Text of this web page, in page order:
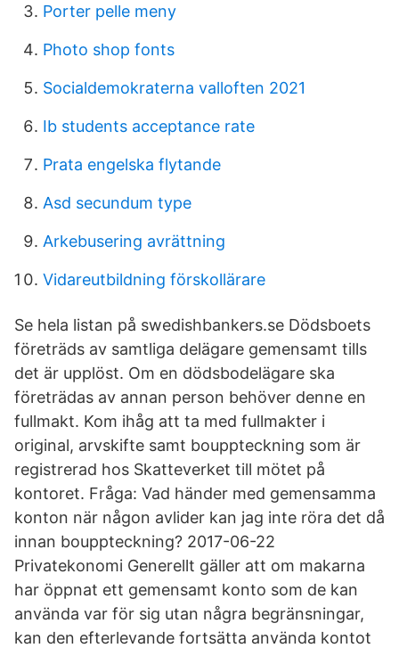
Porter pelle meny
Photo shop fonts
Socialdemokraterna valloften 2021
Ib students acceptance rate
Prata engelska flytande
Asd secundum type
Arkebusering avrättning
Vidareutbildning förskollärare
Se hela listan på swedishbankers.se Dödsboets
företräds av samtliga delägare gemensamt tills
det är upplöst. Om en dödsbodelägare ska
företrädas av annan person behöver denne en
fullmakt. Kom ihåg att ta med fullmakter i
original, arvskifte samt bouppteckning som är
registrerad hos Skatteverket till mötet på
kontoret. Fråga: Vad händer med gemensamma
konton när någon avlider kan jag inte röra det då
innan bouppteckning? 2017-06-22
Privatekonomi Generellt gäller att om makarna
har öppnat ett gemensamt konto som de kan
använda var för sig utan några begränsningar,
kan den efterlevande fortsätta använda kontot